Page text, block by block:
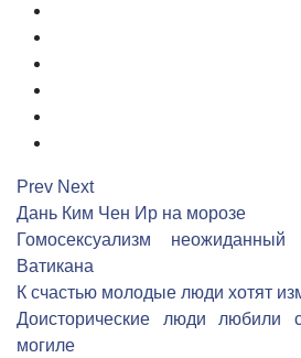
Prev Next
Дань Ким Чен Ир на морозе
Гомосексуализм
Ватикана
К счастью молодые люди хотят
Доисторические люди любили
могиле